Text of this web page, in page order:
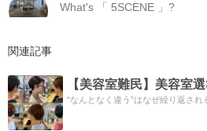
What's 「 5SCENE 」?
関連記事
“なんとなく違う”はなぜ繰り返され